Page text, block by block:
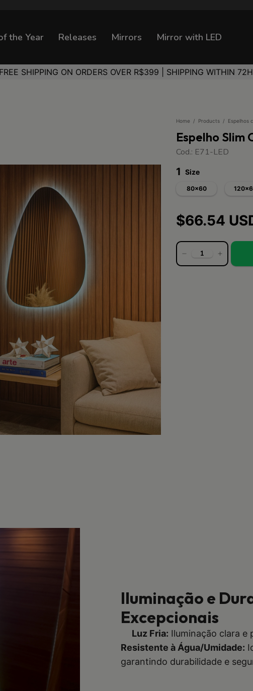
SHIPPING ON ORDERS OVER R$399 | SHIPPING WITHIN 72H
the Year Releases Mirrors Mirror with LED
Home / Products / Espelhos
Espelho Slim
Cod.: E71-LED
1 Size
80x60
$66.54
Iluminação e
Excepcionais
Luz Fria: Iluminação clara e
Resistente à Água/Umidade:
garantindo durabilidade e